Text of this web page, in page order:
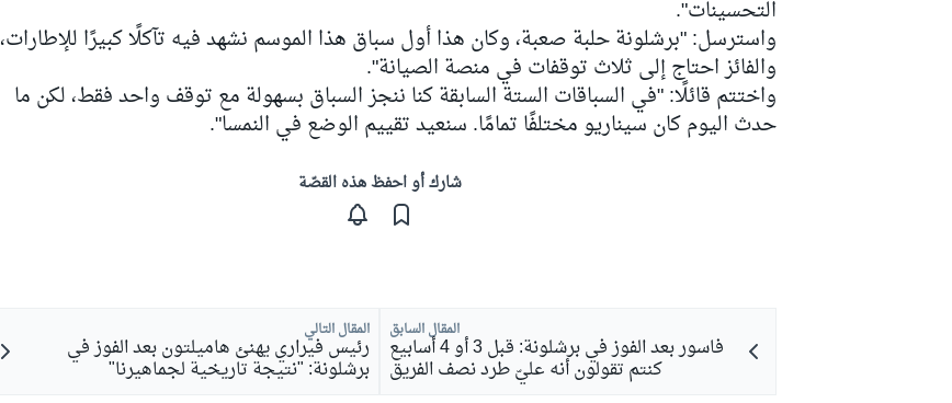
رالي
التحسينات".
واسترسل: "برشلونة حلبة صعبة، وكان هذا أول سباق هذا الموسم نشهد فيه تآكلًا كبيرًا للإطارات،
والفائز احتاج إلى ثلاث توقفات في منصة الصيانة".
واختتم قائلًا: "في السباقات الستة السابقة كنا ننجز السباق بسهولة مع توقف واحد فقط، لكن ما
حدث اليوم كان سيناريو مختلفًا تمامًا. سنعيد تقييم الوضع في النمسا".
شارك أو احفظ هذه القصّة
المقال السابق
فاسور بعد الفوز في برشلونة: قبل 3 أو 4 أسابيع
كنتم تقولون أنه عليّ طرد نصف الفريق
المقال التالي
رئيس فيراري يهنئ هاميلتون بعد الفوز في
برشلونة: "نتيجة تاريخية لجماهيرنا"